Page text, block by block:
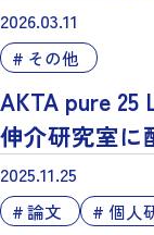
2026.03.11
その他
AKTA pure
伸介研究室に
2025.11.25
論文 個人